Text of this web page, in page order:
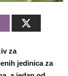
za
jedinica za